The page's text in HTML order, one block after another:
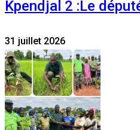
Kpendjal 2 :Le
31 juillet 2026